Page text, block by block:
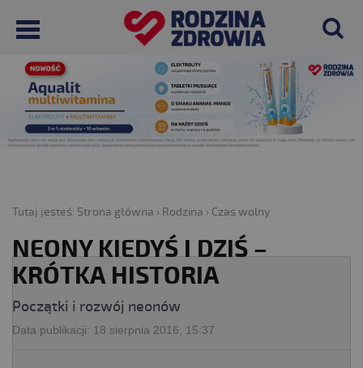
Tutaj jesteś: Strona główna › Rodzina › Czas wolny
NEONY KIEDYŚ I DZIŚ –
KRÓTKA HISTORIA
Początki i rozwój neonów
Data publikacji: 18 sierpnia 2016, 15:37